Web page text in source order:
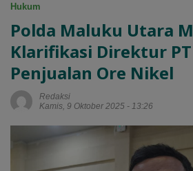
Hukum
Polda Maluku Utara
Klarifikasi Direktur PT
Penjualan Ore Nikel
Redaksi
Kamis, 9 Oktober 2025 - 13:26